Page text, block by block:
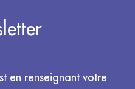
en renseignant votre